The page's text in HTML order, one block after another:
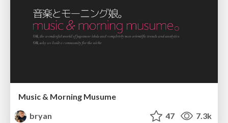
Music & Morning Musume
bryan
47 7.3k